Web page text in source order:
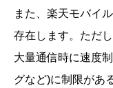
また、楽天モバイ
存在します。ただ
大量通信時に速度
グなど)に制限があ